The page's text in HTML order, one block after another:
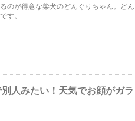
のが得意な柴犬のどんぐりちゃん。ど
す。
人みたい！天気でお顔がガ